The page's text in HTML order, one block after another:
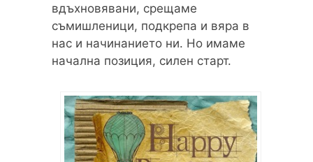
вдъхновявани, срещаме
съмишленици, подкрепа и вяра в
нас и начинанието ни. Но имаме
начална позиция, силен старт.